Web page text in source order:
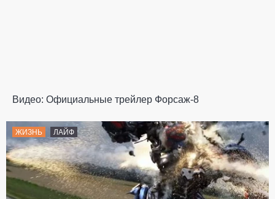
Видео: Официальные трейлер Форсаж-8
ЖИЗНЬ ЛАЙФ